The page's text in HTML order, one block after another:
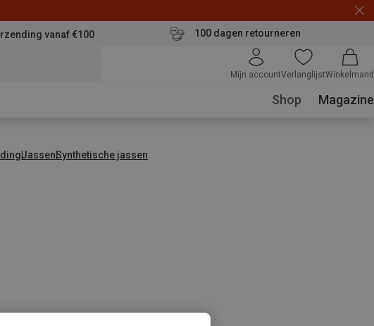
vanaf €100 100 dagen retourneren
Mijn accountVerlanglijstWinkelmand
Shop Magazine
JassenSynthetische jassen